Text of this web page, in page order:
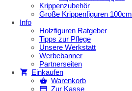
Krippenzubehör
Große Krippenfiguren 100cm
Info
Holzfiguren Ratgeber
Tipps zur Pflege
Unsere Werkstatt
Werbebanner
Partnerseiten
Einkaufen
Warenkorb
Zur Kasse